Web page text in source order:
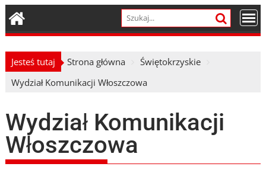
Jesteś tutaj Strona główna
Świętokrzyskie
Wydział Komunikacji Włoszczowa
Wydział Komunikacji
Włoszczowa